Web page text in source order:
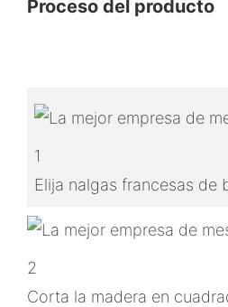
Proceso del producto
1
Elija nalgas francesas de
2
Corta la madera en